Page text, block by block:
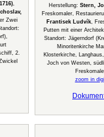
,
Zwei
2.
Herstellung: Stern,
Freskomaler,
Frantisek Ludvík,
Putten mit einer
Standort: Jägerndorf
Minoritenkirche
Klosterkirche,
Joch von Westen,
zoom in